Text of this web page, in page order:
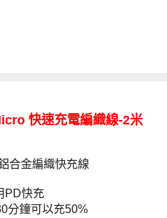
快速充電編織線-2米
合金編織快充線
PD快充
分鐘可以充50%